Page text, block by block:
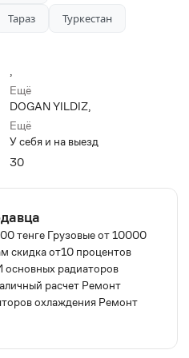
,
,
,
,
Ещё
DOGAN YILDIZ,
DOGUMAK
ЗАВОД СПЕЦАВТОТЕХНИКА
Ещё
У себя и на выезд
30
тенге Грузовые от 10000
скидка от10 процентов
основных радиаторов
расчет Ремонт
охлаждения Ремонт
и т д Промывка системы
кондиционеры
Тараз Туркестан